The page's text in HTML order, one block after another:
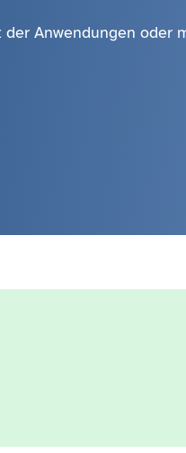
Anwendungen oder